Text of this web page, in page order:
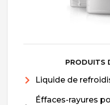
PRODUITS
Liquide de
Éffaces-rayures